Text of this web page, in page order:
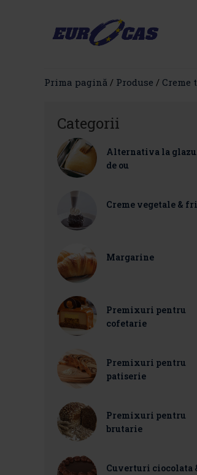
Prima pagină / Produse / Creme
Categorii
Alternativa la
de ou
Creme vegetale &
Margarine
Premixuri pentru
cofetarie
Premixuri pentru
patiserie
Premixuri pentru
brutarie
Cuverturi ciocolata